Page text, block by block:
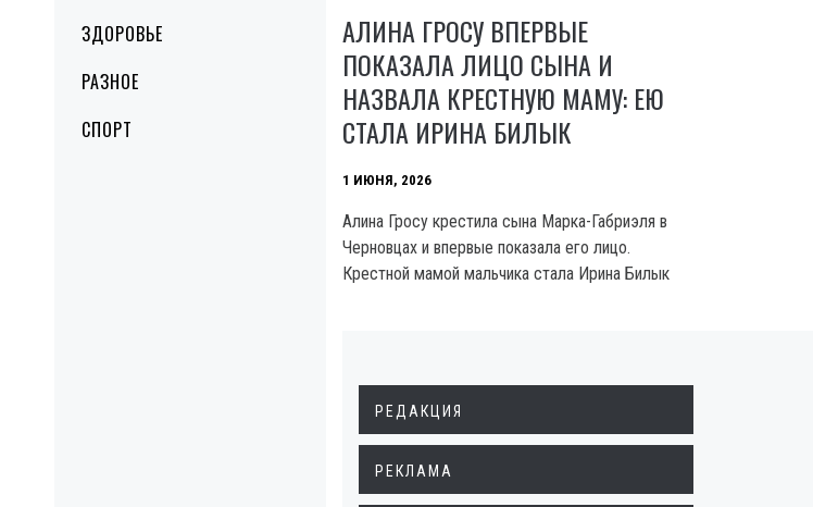
ЗДОРОВЬЕ
РАЗНОЕ
СПОРТ
АЛИНА ГРОСУ ВПЕРВЫЕ
ПОКАЗАЛА ЛИЦО СЫНА И
НАЗВАЛА КРЕСТНУЮ МАМУ: ЕЮ
СТАЛА ИРИНА БИЛЫК
1 ИЮНЯ, 2026
Алина Гросу крестила сына Марка-Габриэля в
Черновцах и впервые показала его лицо.
Крестной мамой мальчика стала Ирина Билык
РЕДАКЦИЯ
РЕКЛАМА